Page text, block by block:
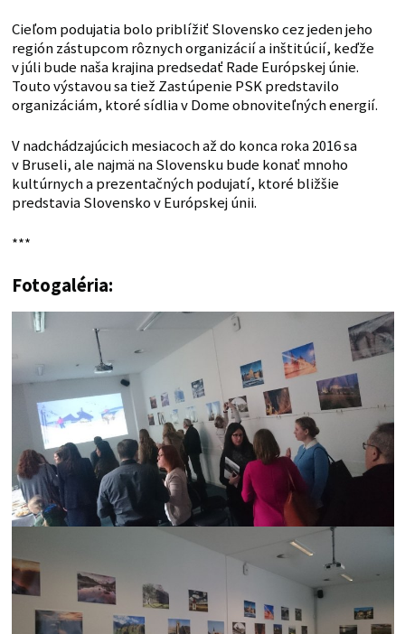
Cieľom podujatia bolo priblížiť Slovensko cez jeden jeho
región zástupcom rôznych organizácií a inštitúcií, keďže
v júli bude naša krajina predsedať Rade Európskej únie.
Touto výstavou sa tiež Zastúpenie PSK predstavilo
organizáciám, ktoré sídlia v Dome obnoviteľných energií.
V nadchádzajúcich mesiacoch až do konca roka 2016 sa
v Bruseli, ale najmä na Slovensku bude konať mnoho
kultúrnych a prezentačných podujatí, ktoré bližšie
predstavia Slovensko v Európskej únii.
***
Fotogaléria: